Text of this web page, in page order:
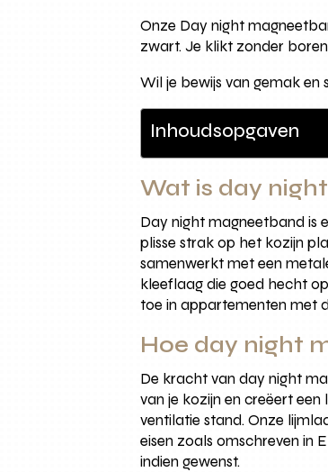
Onze Day night
zwart. Je klikt zonder
Wil je bewijs van gemak en
Inhoudsopgaven
Wat is day
Day night magneetband is
plisse strak op het kozijn
samenwerkt met een
kleeflaag die goed hecht
toe in appartementen met
Hoe day night
De kracht van day night
van je kozijn en creëert
ventilatie stand. Onze
eisen zoals omschreven in
indien gewenst.